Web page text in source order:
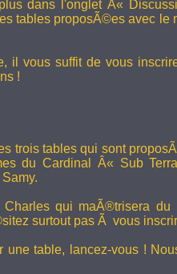
dans l'onglet Â«
tables proposÃ©es avec le
il vous suffit de vous
!
trois tables qui sont
du Cardinal
Â« Sub
qui maÃ®trisera du
surtout pas Ã vous
table, lancez-vous !